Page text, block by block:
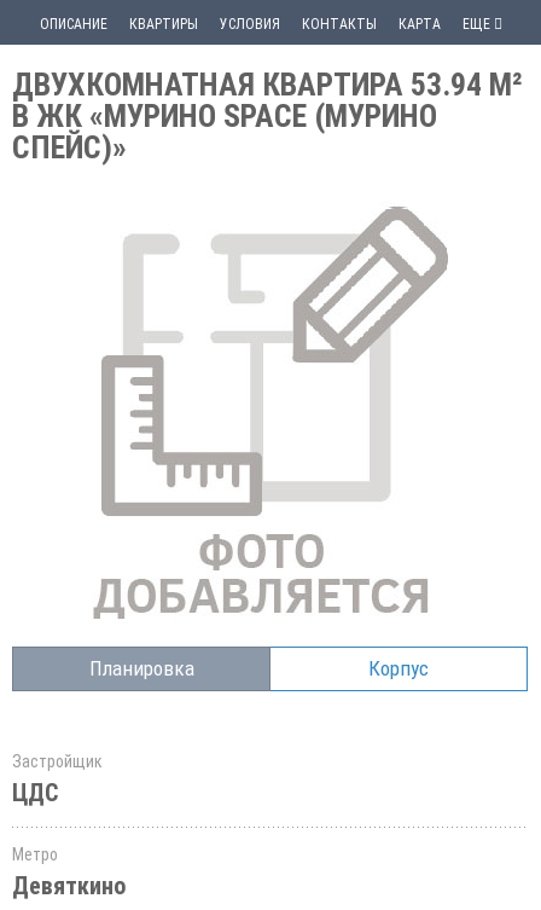
ОПИСАНИЕ КВАРТИРЫ УСЛОВИЯ КОНТАКТЫ КАРТА ЕЩЕ
ДВУХКОМНАТНАЯ КВАРТИРА 53.94 М²
В ЖК «МУРИНО SPACE (МУРИНО
СПЕЙС)»
Планировка Корпус
Застройщик
ЦДС
Метро
Девяткино